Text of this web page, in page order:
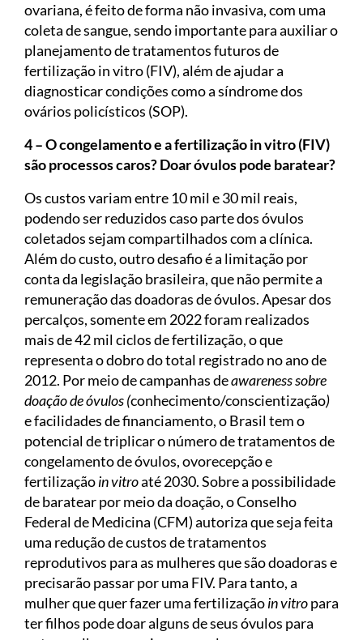
ovariana, é feito de forma não invasiva, com uma
coleta de sangue, sendo importante para auxiliar o
planejamento de tratamentos futuros de
fertilização in vitro (FIV), além de ajudar a
diagnosticar condições como a síndrome dos
ovários policísticos (SOP).
4 – O congelamento e a fertilização in vitro (FIV)
são processos caros? Doar óvulos pode baratear?
Os custos variam entre 10 mil e 30 mil reais,
podendo ser reduzidos caso parte dos óvulos
coletados sejam compartilhados com a clínica.
Além do custo, outro desafio é a limitação por
conta da legislação brasileira, que não permite a
remuneração das doadoras de óvulos. Apesar dos
percalços, somente em 2022 foram realizados
mais de 42 mil ciclos de fertilização, o que
representa o dobro do total registrado no ano de
2012. Por meio de campanhas deawareness sobre
doação de óvulos (conhecimento/conscientização)
e facilidades de financiamento, o Brasil tem o
potencial de triplicar o número de tratamentos de
congelamento de óvulos, ovorecepção e
fertilizaçãoin vitroaté 2030. Sobre a possibilidade
de baratear por meio da doação, o Conselho
Federal de Medicina (CFM) autoriza que seja feita
uma redução de custos de tratamentos
reprodutivos para as mulheres que são doadoras e
precisarão passar por uma FIV. Para tanto, a
mulher que quer fazer uma fertilizaçãoin vitropara
ter filhos pode doar alguns de seus óvulos para